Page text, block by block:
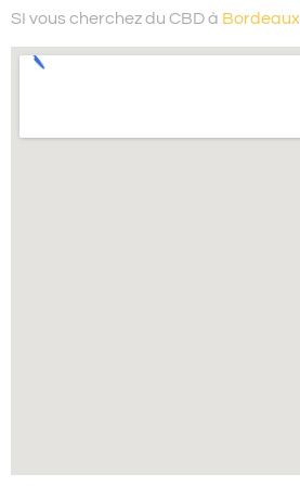
SI vous cherchez du CBD à Bordeaux